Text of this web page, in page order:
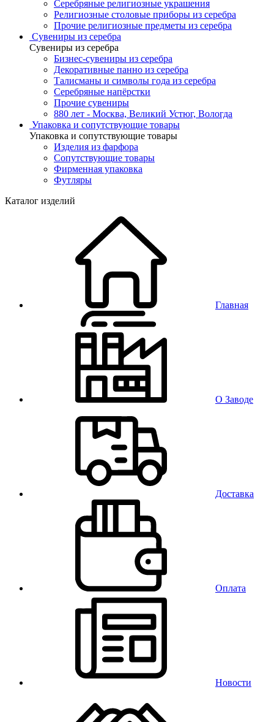
Серебряные религиозные украшения
Религиозные столовые приборы из серебра
Прочие религиозные предметы из серебра
Сувениры из серебра
Сувениры из серебра
Бизнес-сувениры из серебра
Декоративные панно из серебра
Талисманы и символы года из серебра
Серебряные напёрстки
Прочие сувениры
880 лет - Москва, Великий Устюг, Вологда
Упаковка и сопутствующие товары
Упаковка и сопутствующие товары
Изделия из фарфора
Сопутствующие товары
Фирменная упаковка
Футляры
Каталог изделий
Главная
О Заводе
Доставка
Оплата
Новости